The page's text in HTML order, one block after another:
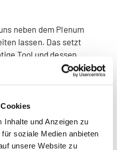
Inhalte und Anzeigen zu
soziale Medien anbieten
unsere Website zu
neben dem Plenum
lassen. Das setzt
Tool und dessen
Bei uns hat es ganz
kennen Sie die
im